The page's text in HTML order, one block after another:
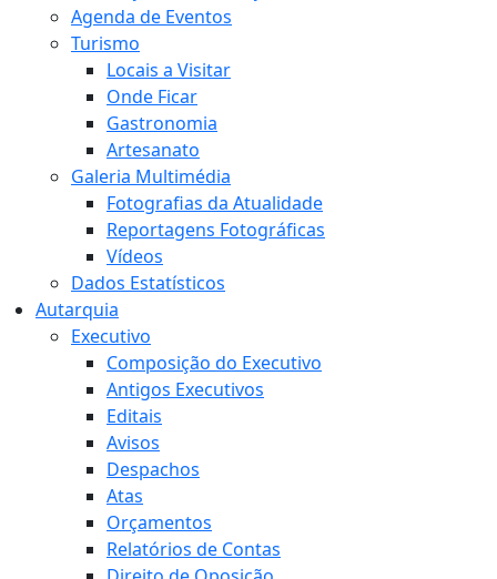
Agenda de Eventos
Turismo
Locais a Visitar
Onde Ficar
Gastronomia
Artesanato
Galeria Multimédia
Fotografias da Atualidade
Reportagens Fotográficas
Vídeos
Dados Estatísticos
Autarquia
Executivo
Composição do Executivo
Antigos Executivos
Editais
Avisos
Despachos
Atas
Orçamentos
Relatórios de Contas